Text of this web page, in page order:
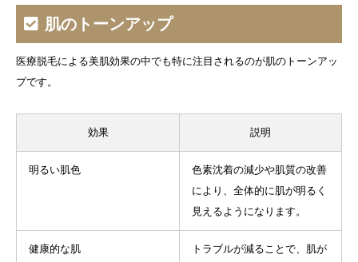
肌のトーンアップ
医療脱毛による美肌効果の中でも特に注目されるのが肌のトーンアッ
プです。
効果 説明
明るい肌色
色素沈着の減少や肌質の改善
により、全体的に肌が明るく
見えるようになります。
健康的な肌
トラブルが減ることで、肌が